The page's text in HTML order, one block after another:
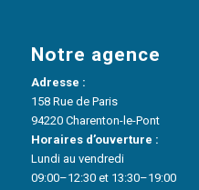
Notre agence
Adresse :
158 Rue de Paris
94220 Charenton-le-Pont
Horaires d’ouverture :
Lundi au vendredi
09:00–12:30 et 13:30–19:00